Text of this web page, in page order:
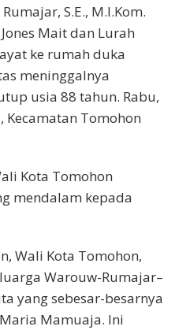
S.E., M.I.Kom.
Mait dan Lurah
ke rumah duka
meninggalnya
usia 88 tahun. Rabu,
Kecamatan Tomohon
Kota Tomohon
mendalam kepada
Wali Kota Tomohon,
Warouw-Rumajar–
yang sebesar-besarnya
Mamuaja. Ini